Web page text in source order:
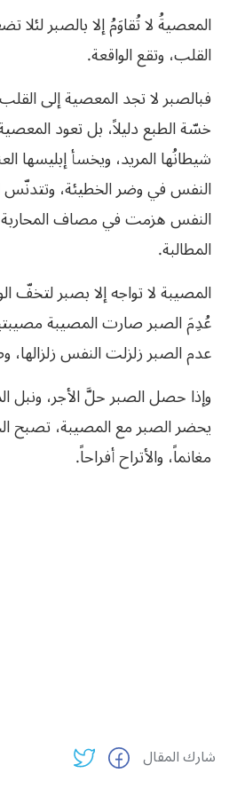
المعصيةُلاتُقاوَمُإلابالصبرلئلا
القلب، وتقعالواقعة.
فبالصبر لا تجد المعصية إلى
خسّة الطبع دليلاً، بل تعود
شيطانُها المريد، ويخسأ إبليسها
النفس في وضر الخطيئة، وتتدنّس
النفس هزمت في مصاف
المطالبة.
المصيبةلاتواجهإلابصبرلتخفّ
عُدِمَالصبرصارتالمصيبة
عدمالصبرزلزلتالنفسزلزالها،
وإذاحصلالصبرحلَّالأجر، ونبل
يحضرالصبرمعالمصيبة، تصبح
مغانماً، والأتراحأفراحاً.
شارك المقال